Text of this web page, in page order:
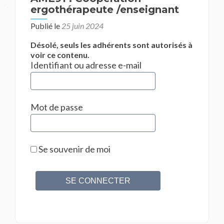
ergothérapeute /enseignant
Publié le 25 juin 2024
Désolé, seuls les adhérents sont autorisés à
voir ce contenu.
Identifiant ou adresse e-mail
Mot de passe
Se souvenir de moi